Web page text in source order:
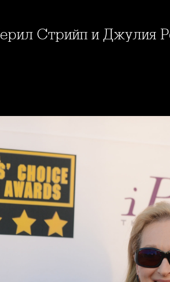
Мерил Стрийп и Джулия